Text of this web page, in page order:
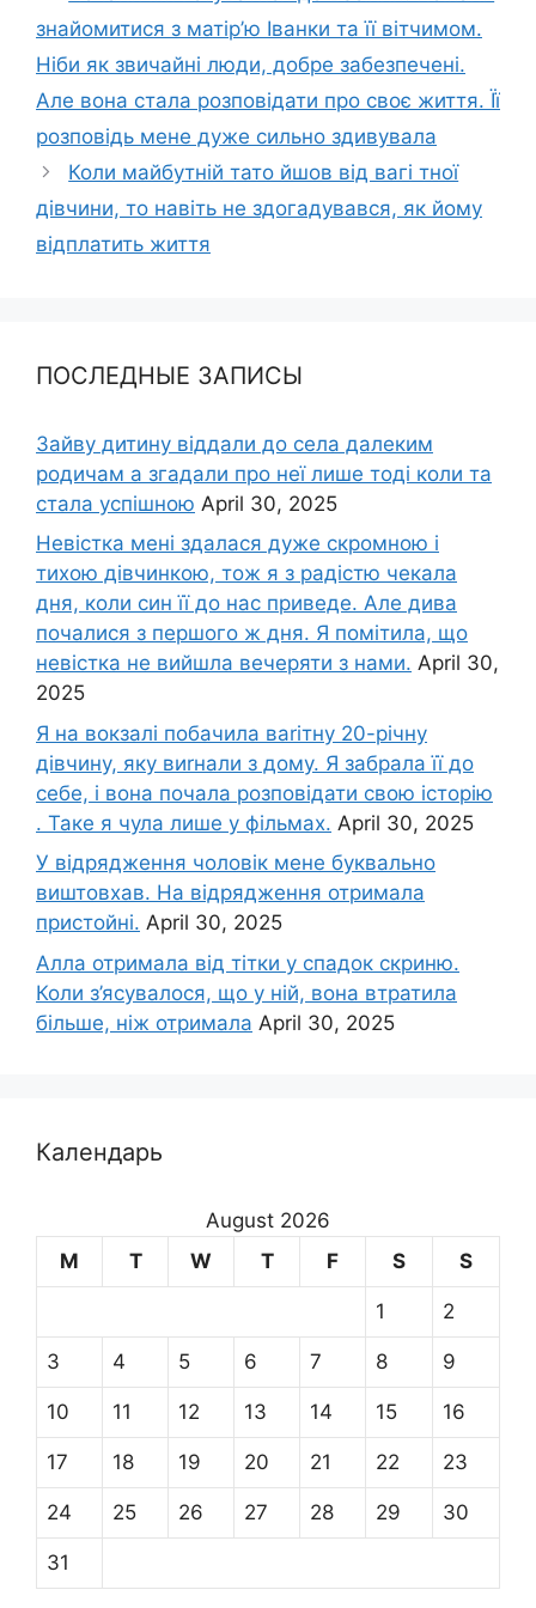
знайомитися з матір’ю Іванки та її вітчимом.
Ніби як звичайні люди, добре забезпечені.
Але вона стала розповідати про своє життя. Її
розповідь мене дуже сильно здивувала
Коли майбутній тато йшов від вагі тної
дівчини, то навіть не здогадувався, як йому
відплатить життя
ПОСЛЕДНЫЕ ЗАПИСЫ
Зайву дитину віддали до села далеким
родичам а згадали про неї лише тоді коли та
стала успішною April 30, 2025
Невістка мені здалася дуже скромною і
тихою дівчинкою, тож я з радістю чекала
дня, коли син її до нас приведе. Але дива
почалися з першого ж дня. Я помітила, що
невістка не вийшла вечеряти з нами. April 30,
2025
Я на вокзалі побачила ваrітну 20-річну
дівчину, яку виrнали з дому. Я забрала її до
себе, і вона почала розповідати свою історію
. Таке я чула лише у фільмах. April 30, 2025
У відрядження чоловік мене буквально
виштовхав. На відрядження отримала
пристойні. April 30, 2025
Алла отримала від тітки у спадок скриню.
Коли з’ясувалося, що у ній, вона втратила
більше, ніж отримала April 30, 2025
Календарь
August 2026
M
T W T F S S
1 2
3 4 5 6 7 8 9
10 11 12 13 14 15 16
17 18 19 20 21 22 23
24 25 26 27 28 29 30
31